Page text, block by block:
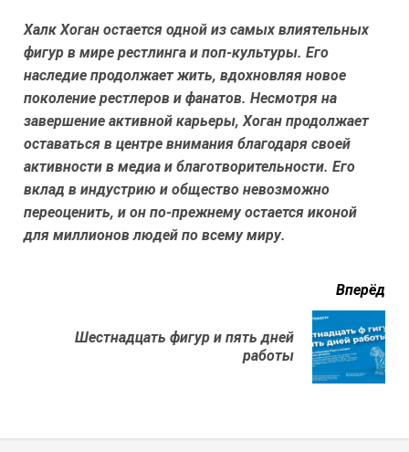
Халк Хоган остается одной из самых влиятельных
фигур в мире рестлинга и поп-культуры. Его
наследие продолжает жить, вдохновляя новое
поколение рестлеров и фанатов. Несмотря на
завершение активной карьеры, Хоган продолжает
оставаться в центре внимания благодаря своей
активности в медиа и благотворительности. Его
вклад в индустрию и общество невозможно
переоценить, и он по-прежнему остается иконой
для миллионов людей по всему миру.
Вперёд
Шестнадцать фигур и пять дней
работы